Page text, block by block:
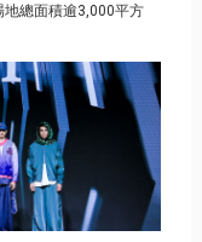
總面積逾3,000平方